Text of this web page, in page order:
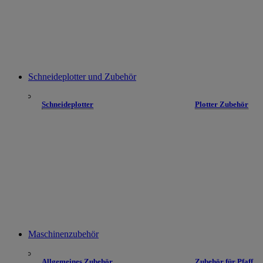
Schneideplotter und Zubehör
Schneideplotter Plotter Zubehör
Maschinenzubehör